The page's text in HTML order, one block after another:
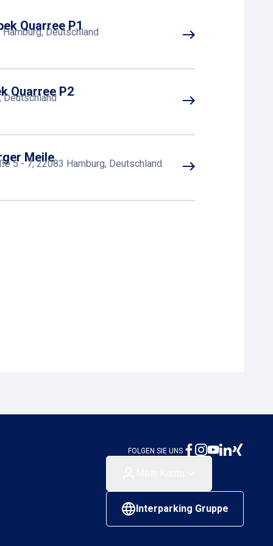
Quarree P1
Deutschland
Quarree P2
Deutschland
Meile
5 - 7, 22083 Hamburg, Deutschland
Meile
FOLGEN SIE UNS
Interparking Gruppe